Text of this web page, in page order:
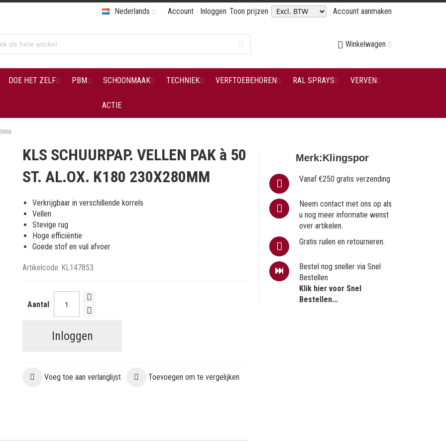
Account Inloggen Toon prijzen Account aanmaken
Nederlands
Winkelwagen
DOE HET ZELF PBM SCHOONMAAK TECHNIEK VERFTOEBEHOREN RAL SPRAYS VERVEN
ACTIE
KLS SCHUURPAP. VELLEN PAK à 50
ST. AL.OX. K180 230X280MM
Verkrijgbaar in verschillende korrels
Vellen
Stevige rug
Hoge efficiëntie
Goede stof en vuil afvoer
Artikelcode KL147853
Aantal
Inloggen
Voeg toe aan verlanglijst Toevoegen om te vergelijken
Merk:Klingspor
Vanaf €250 gratis verzending
Neem contact met ons op als
u nog meer informatie wenst
over artikelen.
Gratis ruilen en retourneren.
Bestel nog sneller via Snel
Bestellen
Klik hier voor Snel
Bestellen...